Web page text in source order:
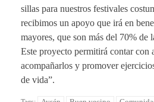
sillas para nuestros festivales
recibimos un apoyo que irá en
mayores, que son más del 70% de
Este proyecto permitirá contar con
acompañarlos y promover
de vida”.